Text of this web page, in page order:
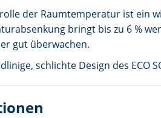
der Raumtemperatur ist ein
bringt bis zu 6 %
gut überwachen.
schlichte Design des ECO